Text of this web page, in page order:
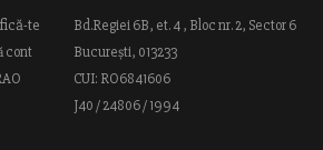
te
cont
Bd.Regiei 6B, et. 4 , Bloc nr. 2, Sector 6
București, 013233
CUI: RO6841606
J40 / 24806 / 1994